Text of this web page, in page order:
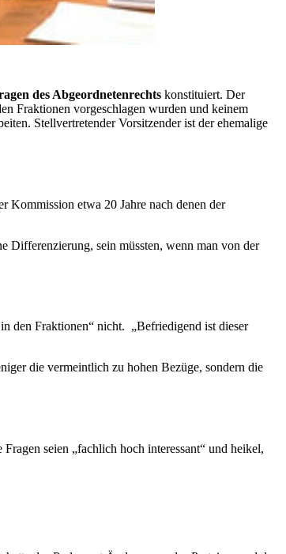
des Abgeordnetenrechts konstituiert. Der
Fraktionen vorgeschlagen wurden und keinem
Stellvertretender Vorsitzender ist der ehemalige
Kommission etwa 20 Jahre nach denen der
Differenzierung, sein müssten, wenn man von der
den Fraktionen“ nicht. „Befriedigend ist dieser
die vermeintlich zu hohen Bezüge, sondern die
seien „fachlich hoch interessant“ und heikel,